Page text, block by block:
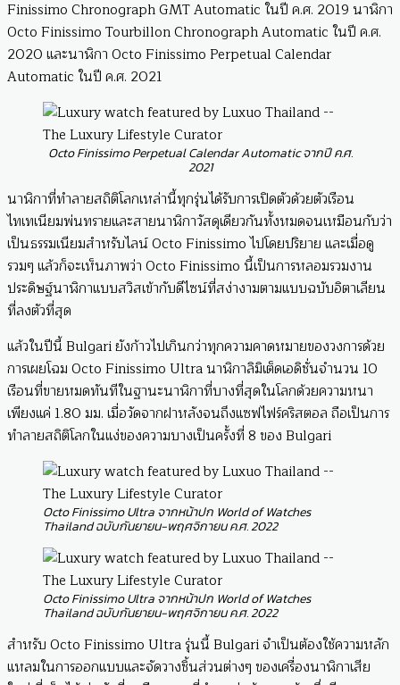
Finissimo Chronograph GMT Automatic ในปี ค.ศ. 2019 นาฬิกา
Octo Finissimo Tourbillon Chronograph Automatic ในปี ค.ศ.
2020 และนาฬิกา Octo Finissimo Perpetual Calendar
Automatic ในปี ค.ศ. 2021
Octo Finissimo Perpetual Calendar Automatic จากปี ค.ศ.
2021
นาฬิกาที่ทำลายสถิติโลกเหล่านี้ทุกรุ่นได้รับการเปิดตัวด้วยตัวเรือน
ไทเทเนียมพ่นทรายและสายนาฬิกาวัสดุเดียวกันทั้งหมดจนเหมือนกับว่า
เป็นธรรมเนียมสำหรับไลน์ Octo Finissimo ไปโดยปริยาย และเมื่อดู
รวมๆ แล้วก็จะเห็นภาพว่า Octo Finissimo นี้เป็นการหลอมรวมงาน
ประดิษฐ์นาฬิกาแบบสวิสเข้ากับดีไซน์ที่สง่างามตามแบบฉบับอิตาเลียน
ที่ลงตัวที่สุด
แล้วในปีนี้ Bulgari ยังก้าวไปเกินกว่าทุกความคาดหมายของวงการด้วย
การเผยโฉม Octo Finissimo Ultra นาฬิกาลิมิเต็ดเอดิชั่นจำนวน 10
เรือนที่ขายหมดทันทีในฐานะนาฬิกาที่บางที่สุดในโลกด้วยความหนา
เพียงแค่ 1.80 มม. เมื่อวัดจากฝาหลังจนถึงแซฟไฟร์คริสตอล ถือเป็นการ
ทำลายสถิติโลกในแง่ของความบางเป็นครั้งที่ 8 ของ Bulgari
Octo Finissimo Ultra จากหน้าปก World of Watches
Thailand ฉบับกันยายน-พฤศจิกายน ค.ศ. 2022
Octo Finissimo Ultra จากหน้าปก World of Watches
Thailand ฉบับกันยายน-พฤศจิกายน ค.ศ. 2022
สำหรับ Octo Finissimo Ultra รุ่นนี้ Bulgari จำเป็นต้องใช้ความหลัก
แหลมในการออกแบบและจัดวางชิ้นส่วนต่างๆ ของเครื่องนาฬิกาเสีย